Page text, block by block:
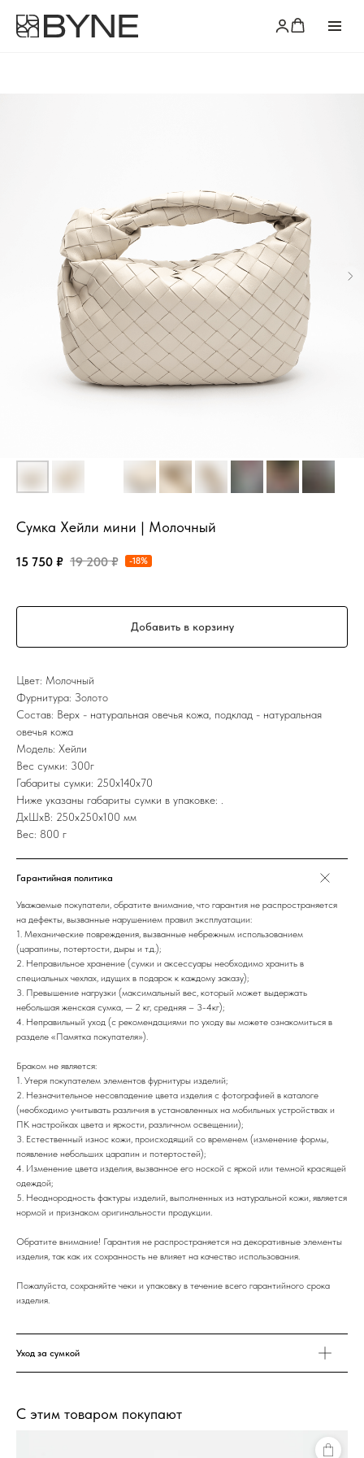
Сумка Хейли мини | Молочный
15 750 ₽ 19 200 ₽ -18%
Добавить в корзину
Цвет: Молочный
Фурнитура: Золото
Состав: Верх - натуральная овечья кожа, подклад - натуральная
овечья кожа
Модель: Хейли
Вес сумки: 300г
Габариты сумки: 250х140х70
Ниже указаны габариты сумки в упаковке: .
ДxШxВ: 250x250x100 мм
Вес: 800 г
Гарантийная политика
Уважаемые покупатели, обратите внимание, что гарантия не распространяется
на дефекты, вызванные нарушением правил эксплуатации:
1. Механические повреждения, вызванные небрежным использованием
(царапины, потертости, дыры и т.д.);
2. Неправильное хранение (сумки и аксессуары необходимо хранить в
специальных чехлах, идущих в подарок к каждому заказу);
3. Превышение нагрузки (максимальный вес, который может выдержать
небольшая женская сумка, — 2 кг, средняя – 3-4кг);
4. Неправильный уход (с рекомендациями по уходу вы можете ознакомиться в
разделе «Памятка покупателя»).
Браком не является:
1. Утеря покупателем элементов фурнитуры изделий;
2. Незначительное несовпадение цвета изделия с фотографией в каталоге
(необходимо учитывать различия в установленных на мобильных устройствах и
ПК настройках цвета и яркости, различном освещении);
3. Естественный износ кожи, происходящий со временем (изменение формы,
появление небольших царапин и потертостей);
4. Изменение цвета изделия, вызванное его ноской с яркой или темной красящей
одеждой;
5. Неоднородность фактуры изделий, выполненных из натуральной кожи, является
нормой и признаком оригинальности продукции.
Обратите внимание! Гарантия не распространяется на декоративные элементы
изделия, так как их сохранность не влияет на качество использования.
Пожалуйста, сохраняйте чеки и упаковку в течение всего гарантийного срока
изделия.
Уход за сумкой
С этим товаром покупают